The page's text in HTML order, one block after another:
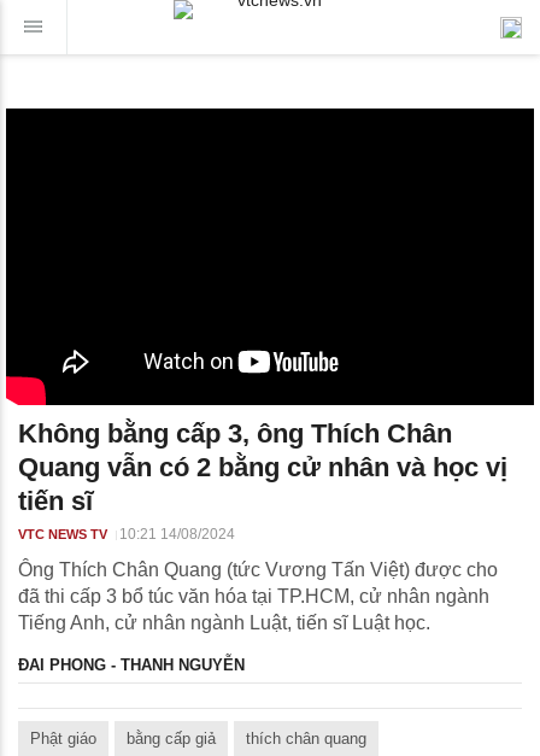
Không bằng cấp 3, ông Thích Chân
Quang vẫn có 2 bằng cử nhân và học vị
tiến sĩ
VTC NEWS TV 10:21 14/08/2024
Ông Thích Chân Quang (tức Vương Tấn Việt) được cho
đã thi cấp 3 bổ túc văn hóa tại TP.HCM, cử nhân ngành
Tiếng Anh, cử nhân ngành Luật, tiến sĩ Luật học.
ĐAI PHONG - THANH NGUYỄN
Phật giáo bằng cấp giả thích chân quang